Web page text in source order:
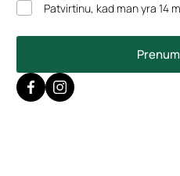
Patvirtinu, kad man yra 14